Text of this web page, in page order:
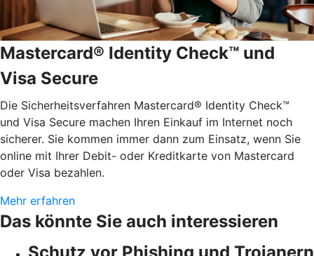
Mastercard® Identity Check™ und
Visa Secure
Die Sicherheitsverfahren Mastercard® Identity Check™
und Visa Secure machen Ihren Einkauf im Internet noch
sicherer. Sie kommen immer dann zum Einsatz, wenn Sie
online mit Ihrer Debit- oder Kreditkarte von Mastercard
oder Visa bezahlen.
Mehr erfahren
Das könnte Sie auch interessieren